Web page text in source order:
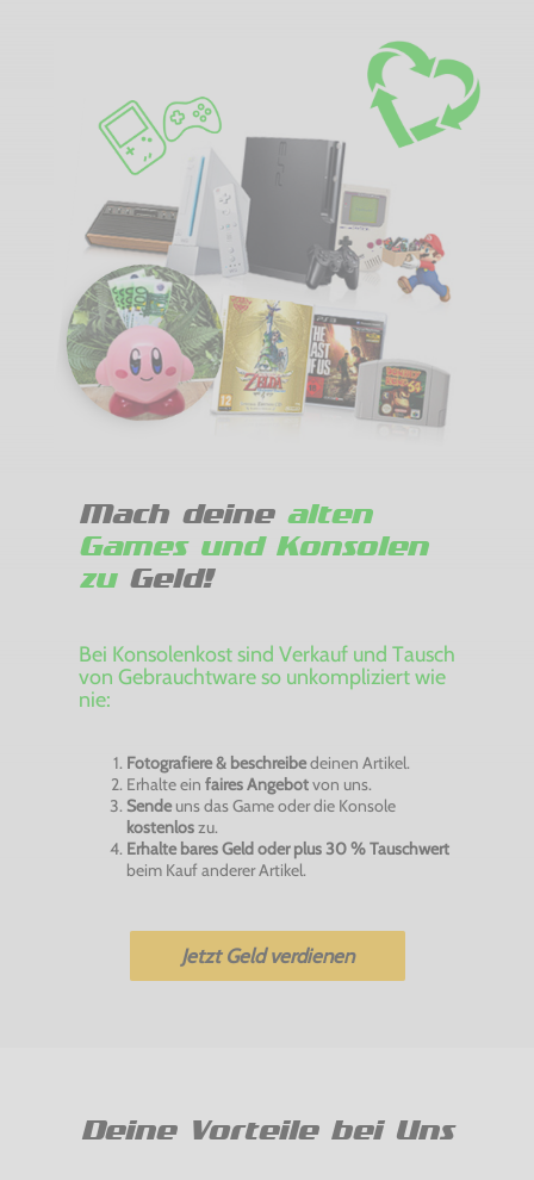
Mach deine alten
Games und Konsolen
zuGeld!
Bei Konsolenkost sind Verkauf und Tausch
von Gebrauchtware so unkompliziert wie
nie:
Fotografiere & beschreibedeinen Artikel.
Erhalte ein faires Angebotvon uns.
Sendeuns das Game oder die Konsole
kostenloszu.
Erhalte bares Geld oder plus 30 % Tauschwert
beim Kauf anderer Artikel.
Jetzt Geld verdienen
Deine Vorteile bei Uns